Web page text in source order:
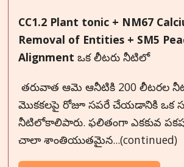
CC1.2 Plant tonic + NM67
Removal of Entities + SM5
Alignment ఒక లీటరు నీటిలో
తరువాత ఆమె ఆనీటికి 200 లీటరల
మొకకలపై రోజూ సపరే చేయడానికి ఒక
నీటిలోకాలిపారు. ఫలితంగా ఎకకువ
చాలా శాంతియుతమైన...(continued)